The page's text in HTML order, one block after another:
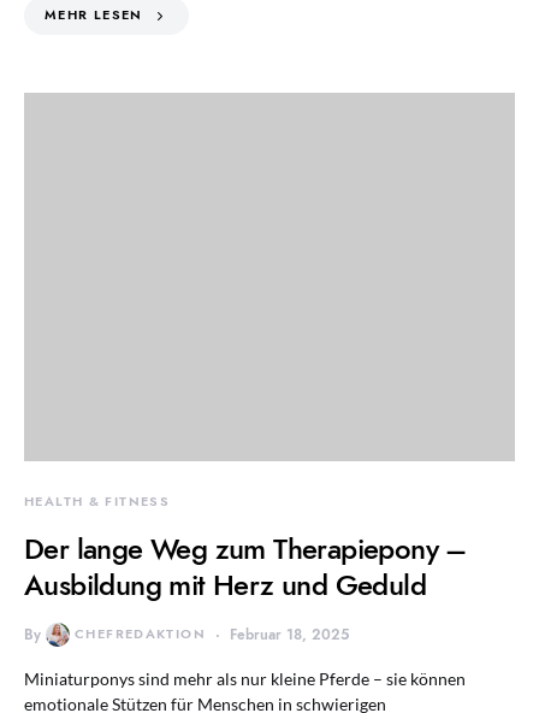
MEHR LESEN
HEALTH & FITNESS
Der lange Weg zum Therapiepony –
Ausbildung mit Herz und Geduld
By CHEFREDAKTION Februar 18, 2025
Miniaturponys sind mehr als nur kleine Pferde – sie können
emotionale Stützen für Menschen in schwierigen